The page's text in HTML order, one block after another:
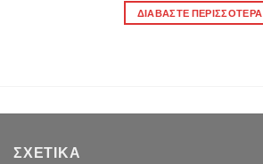
ΔΙΑΒΆΣΤΕ ΠΕΡΙΣΣΌΤΕΡΑ
ΣΧΕΤΙΚΆ